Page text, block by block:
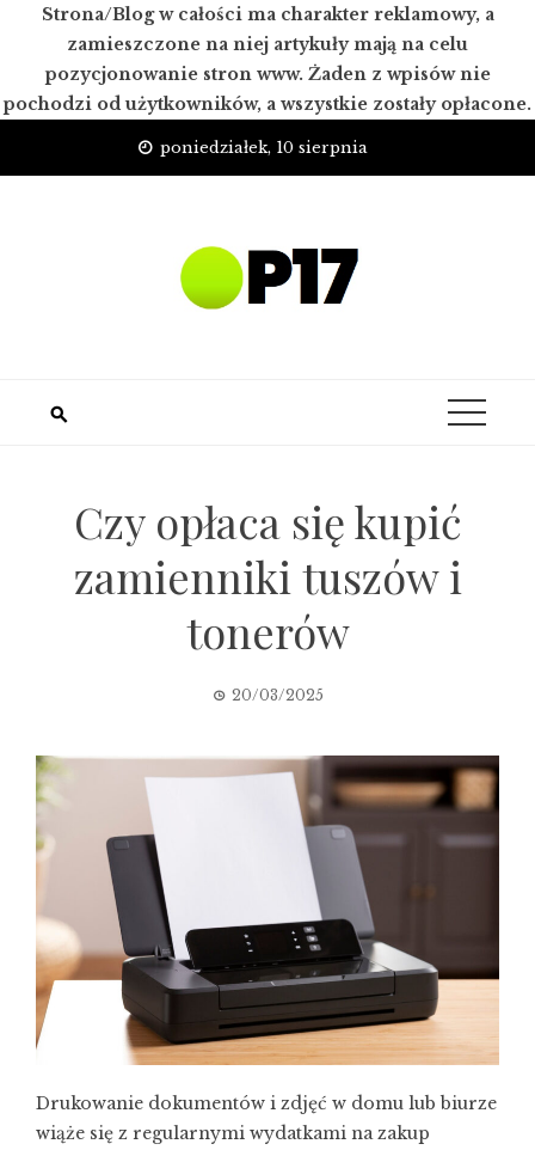
Strona/Blog w całości ma charakter reklamowy, a
zamieszczone na niej artykuły mają na celu
pozycjonowanie stron www. Żaden z wpisów nie
pochodzi od użytkowników, a wszystkie zostały opłacone.
poniedziałek, 10 sierpnia
Czy opłaca się kupić
zamienniki tuszów i
tonerów
20/03/2025
Drukowanie dokumentów i zdjęć w domu lub biurze
wiąże się z regularnymi wydatkami na zakup